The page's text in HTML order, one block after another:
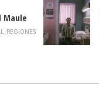
Maule
de la
, REGIONES